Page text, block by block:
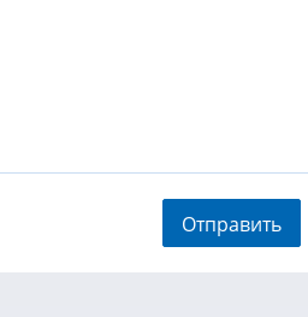
Отправить